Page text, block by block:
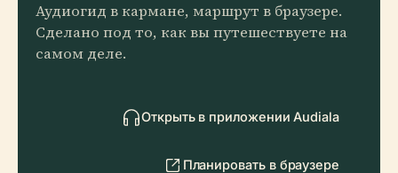
Аудиогид в кармане, маршрут в браузере.
Сделано под то, как вы путешествуете на
самом деле.
Открыть в приложении Audiala
Планировать в браузере